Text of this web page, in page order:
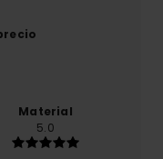
Material
5.0